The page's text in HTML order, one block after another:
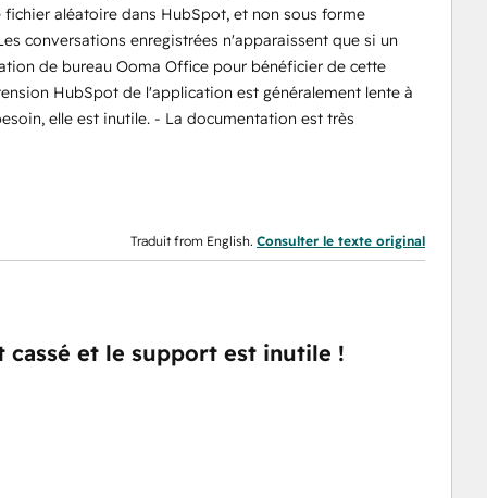
aléatoire dans HubSpot, et non sous forme
conversations enregistrées n'apparaissent que si un
de bureau Ooma Office pour bénéficier de cette
HubSpot de l'application est généralement lente à
elle est inutile. - La documentation est très
Traduit from English. Consulter le texte original
et le support est inutile !